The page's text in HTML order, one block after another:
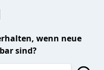
wenn neue
sind?